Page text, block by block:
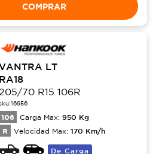
COMPRAR
LT
RA18
205/70 R15 106R
16956
106 Carga Max: 950 Kg
R Velocidad Max: 170 Km/h
De Carga